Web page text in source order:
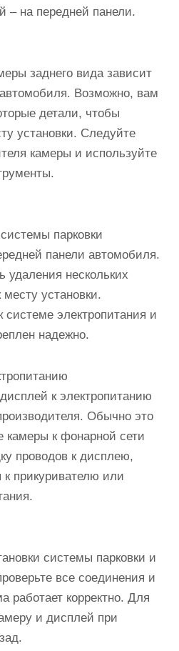
– на передней панели.
заднего вида зависит
Возможно, вам
детали, чтобы
установки. Следуйте
камеры и используйте
парковки
панели автомобиля.
удаления нескольких
установки.
электропитания и
надежно.
к электропитанию
Обычно это
камеры к фонарной сети
проводов к дисплею,
к прикуривателю или
системы парковки и
все соединения и
работает корректно. Для
и дисплей при